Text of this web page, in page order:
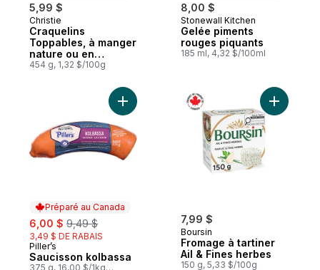
5,99 $
Préparé au Canada
Christie
Craquelins
Toppables, à manger
nature ou en
topping, goût beurré,
fondants en bouche
454 g, 1,32 $/100g
8,00 $
Préparé au Canada
Stonewall Kitchen
Gelée piments
rouges piquants
185 ml, 4,32 $/100ml
Préparé au Canada
sale:
6,00 $ , formerly:
9,49 $
3,49 $ DE RABAIS
Préparé au Canada
Piller’s
Saucisson kolbassa
375 g, 16,00 $/1kg
Ajouter Saucisson kolbassa au panier
7,99 $
Boursin
Fromage à tartiner
Ail & Fines herbes
150 g, 5,33 $/100g
Ajouter